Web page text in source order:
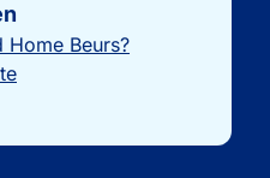
Home Beurs?